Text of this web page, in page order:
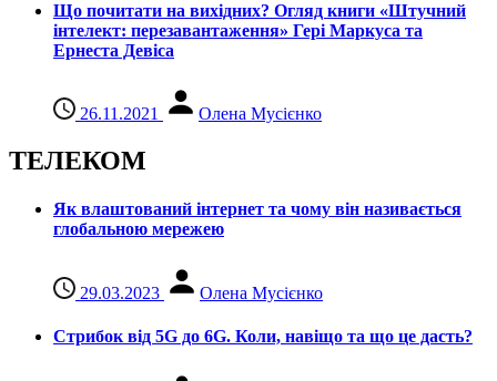
Що почитати на вихідних? Огляд книги «Штучний
інтелект: перезавантаження» Гері Маркуса та
Ернеста Девіса
26.11.2021 Олена Мусієнко
ТЕЛЕКОМ
Як влаштований інтернет та чому він називається
глобальною мережею
29.03.2023 Олена Мусієнко
Стрибок від 5G до 6G. Коли, навіщо та що це даcть?